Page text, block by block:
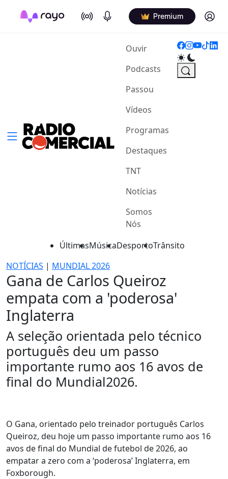
On Air Podcasts Premium Log in
Ouvir(current)
Podcasts
Passou
Vídeos
Programas
Destaques
TNT
Notícias
Somos
Nós
ÚltimasMúsicaDesportoTrânsito
NOTÍCIAS | MUNDIAL 2026
Gana de Carlos Queiroz
empata com a 'poderosa'
Inglaterra
A seleção orientada pelo técnico
português deu um passo
importante rumo aos 16 avos de
final do Mundial2026.
O Gana, orientado pelo treinador português Carlos
Queiroz, deu hoje um passo importante rumo aos 16
avos de final do Mundial de futebol de 2026, ao
empatar a zero com a ‘poderosa’ Inglaterra, em
Foxborough.